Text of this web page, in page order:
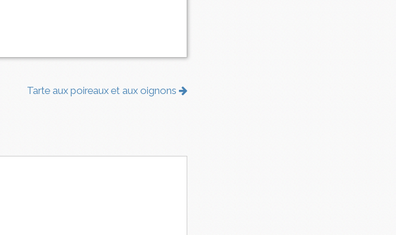
Tarte aux poireaux et aux oignons